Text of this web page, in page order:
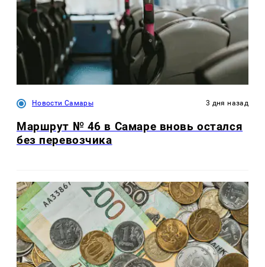
Новости Самары 3 дня назад
Маршрут № 46 в Самаре вновь остался
без перевозчика